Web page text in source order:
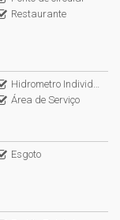
de exercícios
Restaurante
Hidrometro Individual
Área de Serviço
Esgoto